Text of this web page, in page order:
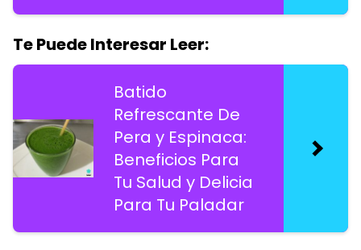
Te Puede Interesar Leer:
Batido
Refrescante De
Pera y Espinaca:
Beneficios Para
Tu Salud y Delicia
Para Tu Paladar